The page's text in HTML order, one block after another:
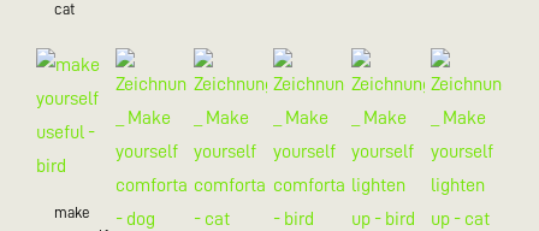
cat
make